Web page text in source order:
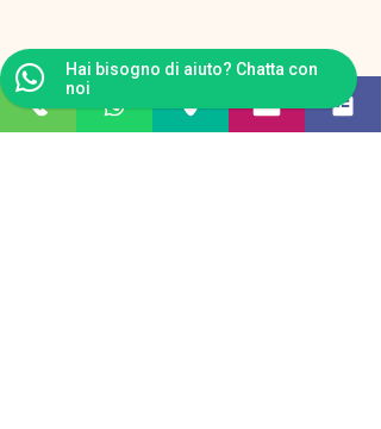
Hai bisogno di aiuto? Chatta con
noi